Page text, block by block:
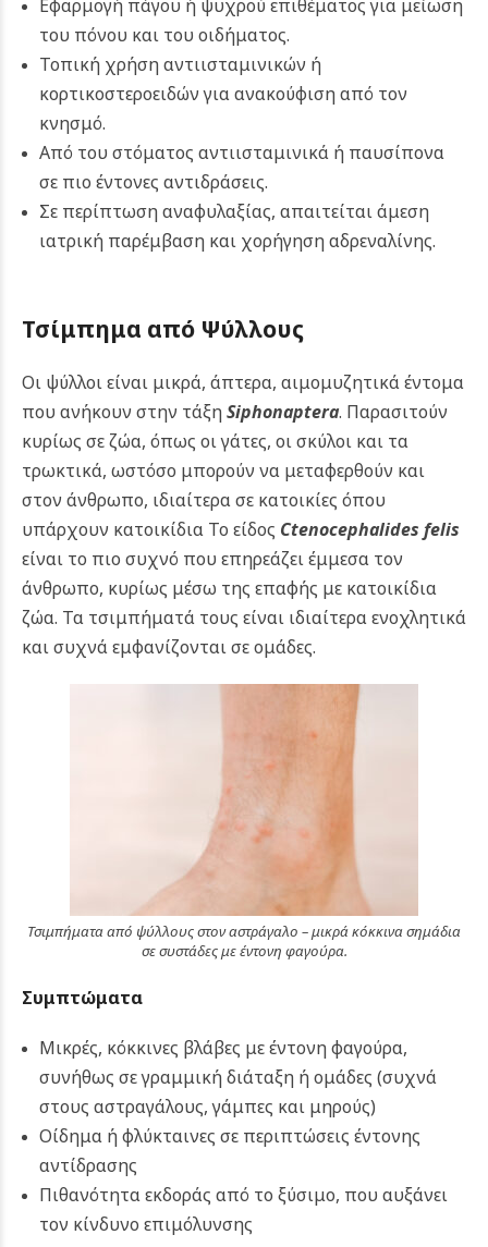
Εφαρμογή πάγου ή ψυχρού επιθέματος για μείωση
του πόνου και του οιδήματος.
Τοπική χρήση αντιισταμινικών ή
κορτικοστεροειδών για ανακούφιση από τον
κνησμό.
Από του στόματος αντιισταμινικά ή παυσίπονα
σε πιο έντονες αντιδράσεις.
Σε περίπτωση αναφυλαξίας, απαιτείται άμεση
ιατρική παρέμβαση και χορήγηση αδρεναλίνης.
Τσίμπημα από Ψύλλους
Οι ψύλλοι είναι μικρά, άπτερα, αιμομυζητικά έντομα
που ανήκουν στην τάξηSiphonaptera. Παρασιτούν
κυρίως σε ζώα, όπως οι γάτες, οι σκύλοι και τα
τρωκτικά, ωστόσο μπορούν να μεταφερθούν και
στον άνθρωπο, ιδιαίτερα σε κατοικίες όπου
υπάρχουν κατοικίδια Το είδος Ctenocephalides felis
είναι το πιο συχνό που επηρεάζει έμμεσα τον
άνθρωπο, κυρίως μέσω της επαφής με κατοικίδια
ζώα. Τα τσιμπήματά τους είναι ιδιαίτερα ενοχλητικά
και συχνά εμφανίζονται σε ομάδες.
Τσιμπήματα από ψύλλους στον αστράγαλο – μικρά κόκκινα σημάδια
σε συστάδες με έντονη φαγούρα.
Συμπτώματα
Μικρές, κόκκινες βλάβες με έντονη φαγούρα,
συνήθως σε γραμμική διάταξη ή ομάδες (συχνά
στους αστραγάλους, γάμπες και μηρούς)
Οίδημα ή φλύκταινες σε περιπτώσεις έντονης
αντίδρασης
Πιθανότητα εκδοράς από το ξύσιμο, που αυξάνει
τον κίνδυνο επιμόλυνσης